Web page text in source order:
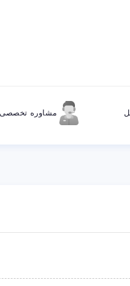
مشاوره تخصصی